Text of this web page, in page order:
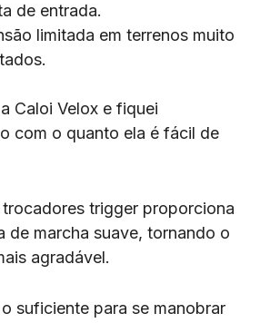
de entrada.
limitada em terrenos muito
Caloi Velox e fiquei
com o quanto ela é fácil de
trocadores trigger proporciona
de marcha suave, tornando o
agradável.
suficiente para se manobrar